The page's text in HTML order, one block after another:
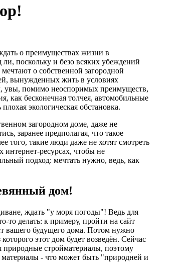
о преимуществах жизни в
поскольку и безо всяких убеждений
о собственной загородной
вынужденных жить в условиях
увы, помимо неоспоримых преимуществ,
как бесконечная толчея, автомобильные
экологическая обстановка.
загородном доме, даже не
заранее предполагая, что такое
того, такие люди даже не хотят смотреть
интернет-ресурсах, чтобы не
подход: мечтать нужно, ведь, как
дом!
ждать "у моря погоды"! Ведь для
то делать: к примеру, пройти на сайт
вашего будущего дома. Потом нужно
этот дом будет возведён. Сейчас
стройматериалы, поэтому
- что может быть "природней и